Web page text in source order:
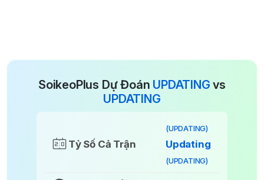
SoikeoPlus Dự Đoán UPDATING vs
UPDATING
Tỷ Số Cả Trận
(UPDATING)
Updating
(UPDATING)